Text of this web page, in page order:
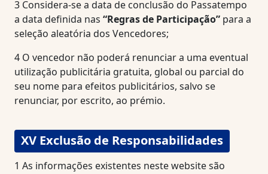
3 Considera-se a data de conclusão do Passatempo
a data definida nas “Regras de Participação” para a
seleção aleatória dos Vencedores;
4 O vencedor não poderá renunciar a uma eventual
utilização publicitária gratuita, global ou parcial do
seu nome para efeitos publicitários, salvo se
renunciar, por escrito, ao prémio.
XV Exclusão de Responsabilidades
1 As informações existentes neste website são